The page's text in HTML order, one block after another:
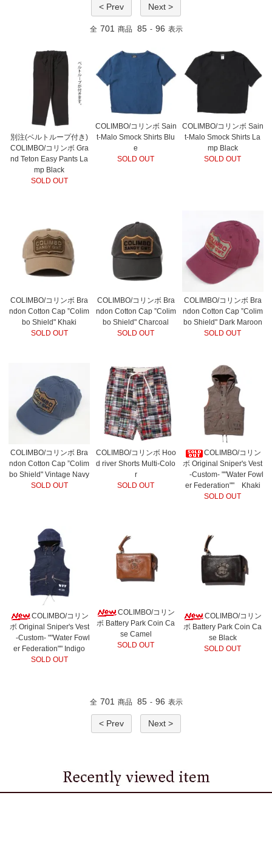
< Prev Next >
全 701 商品 85 - 96 表示
別注(ベルトループ付き)
COLIMBO/コリンボ Gra
nd Teton Easy Pants La
mp Black
SOLD OUT
COLIMBO/コリンボ Sain
t-Malo Smock Shirts Blu
e
SOLD OUT
COLIMBO/コリンボ Sain
t-Malo Smock Shirts La
mp Black
SOLD OUT
COLIMBO/コリンボ Bra
ndon Cotton Cap ”Colim
bo Shield" Khaki
SOLD OUT
COLIMBO/コリンボ Bra
ndon Cotton Cap ”Colim
bo Shield" Charcoal
SOLD OUT
COLIMBO/コリンボ Bra
ndon Cotton Cap ”Colim
bo Shield" Dark Maroon
SOLD OUT
COLIMBO/コリンボ Bra
ndon Cotton Cap ”Colim
bo Shield" Vintage Navy
SOLD OUT
COLIMBO/コリンボ Hoo
d river Shorts Multi-Colo
r
SOLD OUT
COLIMBO/コリン
ボ Original Sniper's Vest
-Custom- ""Water Fowl
er Federation"" Khaki
SOLD OUT
COLIMBO/コリン
ボ Original Sniper's Vest
-Custom- ""Water Fowl
er Federation"" Indigo
SOLD OUT
COLIMBO/コリン
ボ Battery Park Coin Ca
se Camel
SOLD OUT
COLIMBO/コリン
ボ Battery Park Coin Ca
se Black
SOLD OUT
全 701 商品 85 - 96 表示
< Prev Next >